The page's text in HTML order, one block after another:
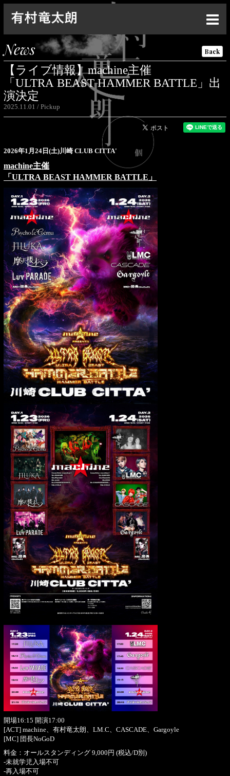
Top
News
Live
Media
Profile
Discography
Goods
Contact
Special
News Back
【ライブ情報】machine主催
「ULTRA BEAST HAMMER BATTLE」出
演決定
2025.11.01 Pickup
2026年1月24日(土)川崎 CLUB CITTA'
machine主催
「ULTRA BEAST HAMMER BATTLE」
開場16:15 開演17:00
[ACT] machine、有村竜太朗、LM.C、CASCADE、Gargoyle
[MC] 団長NoGoD
料金：オールスタンディング 9,000円 (税込/D別)
-未就学児入場不可
-再入場不可